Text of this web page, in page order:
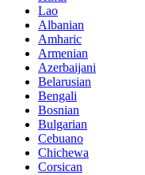
Lao
Albanian
Amharic
Armenian
Azerbaijani
Belarusian
Bengali
Bosnian
Bulgarian
Cebuano
Chichewa
Corsican